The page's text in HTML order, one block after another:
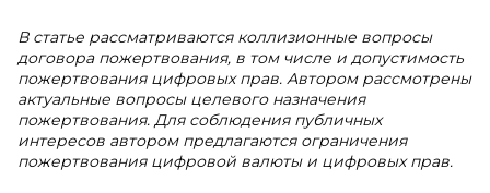
В статье рассматриваются коллизионные вопросы
договора пожертвования, в том числе и допустимость
пожертвования цифровых прав. Автором рассмотрены
актуальные вопросы целевого назначения
пожертвования. Для соблюдения публичных
интересов автором предлагаются ограничения
пожертвования цифровой валюты и цифровых прав.